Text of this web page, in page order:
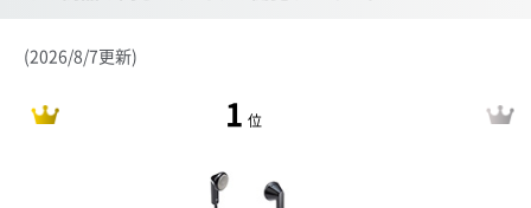
(2026/8/7更新)
1 位